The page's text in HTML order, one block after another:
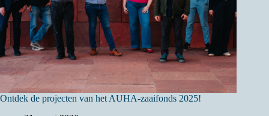
Ontdek de projecten van het AUHA-zaaifonds 2025!